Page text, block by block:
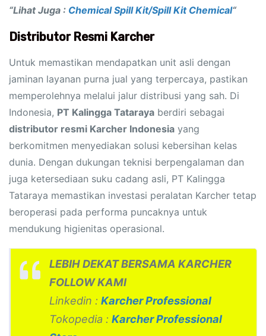
“Lihat Juga : Chemical Spill Kit/Spill Kit Chemical“
Distributor Resmi Karcher
Untuk memastikan mendapatkan unit asli dengan
jaminan layanan purna jual yang terpercaya, pastikan
memperolehnya melalui jalur distribusi yang sah. Di
Indonesia, PT Kalingga Tataraya berdiri sebagai
distributor resmi Karcher Indonesia yang
berkomitmen menyediakan solusi kebersihan kelas
dunia. Dengan dukungan teknisi berpengalaman dan
juga ketersediaan suku cadang asli, PT Kalingga
Tataraya memastikan investasi peralatan Karcher tetap
beroperasi pada performa puncaknya untuk
mendukung higienitas operasional.
LEBIH DEKAT BERSAMA KARCHER
FOLLOW KAMI
Linkedin : Karcher Professional
Tokopedia : Karcher Professional